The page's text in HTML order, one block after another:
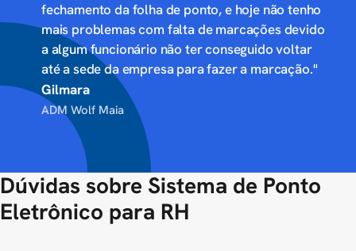
fechamento da folha de ponto, e hoje não tenho
mais problemas com falta de marcações devido
a algum funcionário não ter conseguido voltar
até a sede da empresa para fazer a marcação."
Gilmara
ADM Wolf Maia
Dúvidas sobre Sistema de Ponto
Eletrônico para RH